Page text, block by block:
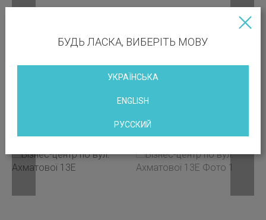
БУДЬ ЛАСКА, ВИБЕРІТЬ МОВУ
УКРАЇНСЬКА
ENGLISH
РУССКИЙ